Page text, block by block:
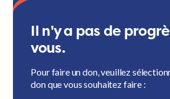
Il n'y a pas de
vous.
Pour faire un don, veuillez
don que vous souhaitez faire :